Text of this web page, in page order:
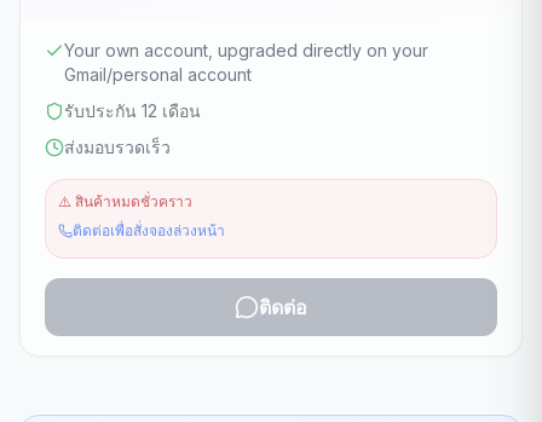
Your own account, upgraded directly on your
Gmail/personal account
รับประกัน 12 เดือน
ส่งมอบรวดเร็ว
⚠️ สินค้าหมดชั่วคราว
ติดต่อเพื่อสั่งจองล่วงหน้า
ติดต่อ